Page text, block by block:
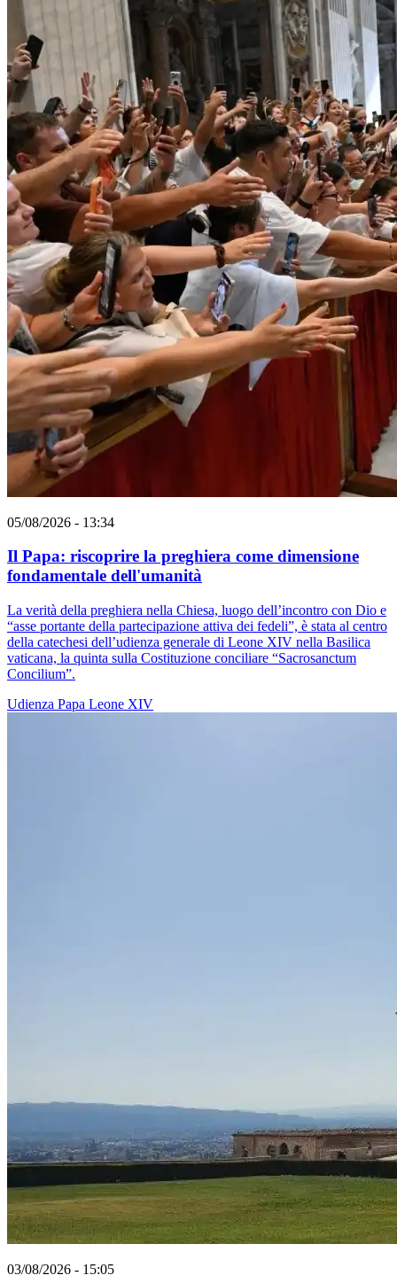
05/08/2026 - 13:34
Il Papa: riscoprire la preghiera come dimensione
fondamentale dell'umanità
La verità della preghiera nella Chiesa, luogo dell’incontro con Dio e
“asse portante della partecipazione attiva dei fedeli”, è stata al centro
della catechesi dell’udienza generale di Leone XIV nella Basilica
vaticana, la quinta sulla Costituzione conciliare “Sacrosanctum
Concilium”.
Udienza Papa Leone XIV
03/08/2026 - 15:05